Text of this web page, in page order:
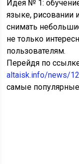
Идея № 1:
языке, рисовании
снимать
не только
пользователям.
Перейдя по
altaisk.info/news/
самые